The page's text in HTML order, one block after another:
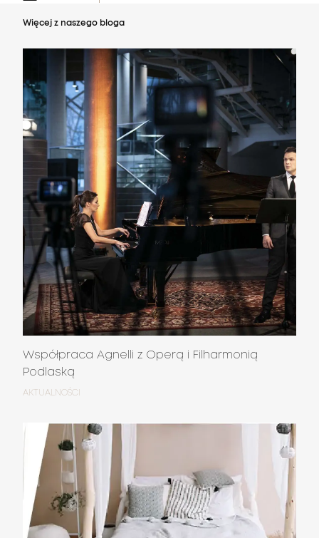
Więcej z naszego bloga
Współpraca Agnelli z Operą i Filharmonią
Podlaską
AKTUALNOŚCI